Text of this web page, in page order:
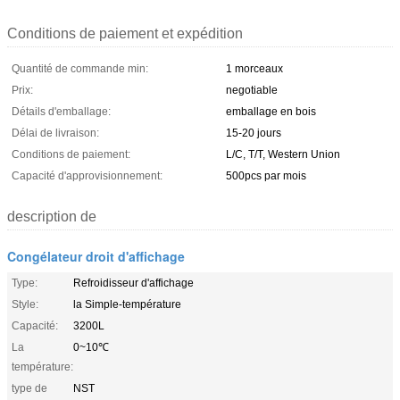
Conditions de paiement et expédition
Quantité de commande min:
1 morceaux
Prix:
negotiable
Détails d'emballage:
emballage en bois
Délai de livraison:
15-20 jours
Conditions de paiement:
L/C, T/T, Western Union
Capacité d'approvisionnement:
500pcs par mois
description de
Congélateur droit d'affichage
Type:
Refroidisseur d'affichage
Style:
la Simple-température
Capacité:
3200L
La
température:
0~10℃
type de
NST